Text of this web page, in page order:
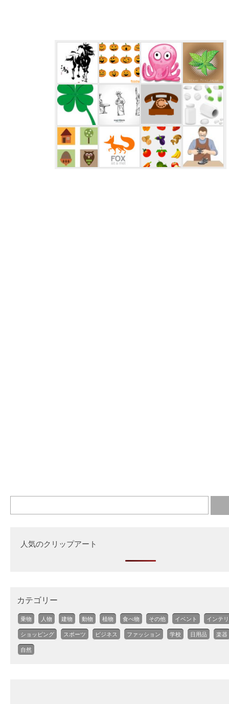
人気のクリップアート
カテゴリー
乗物 人物 建物 動物 植物 食べ物 その他 イベント インテ
ショッピング スポーツ ビジネス ファッション 学校 日用品 楽器
自然